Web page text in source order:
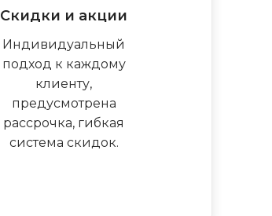
Скидки и акции
Индивидуальный
подход к каждому
клиенту,
предусмотрена
рассрочка, гибкая
система скидок.